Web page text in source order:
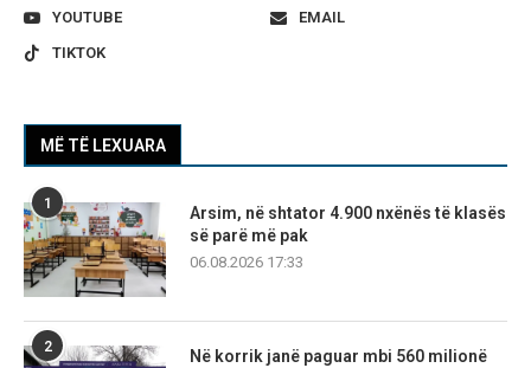
YOUTUBE
EMAIL
TIKTOK
MË TË LEXUARA
1
Arsim, në shtator 4.900 nxënës të klasës
së parë më pak
06.08.2026 17:33
2
Në korrik janë paguar mbi 560 milionë